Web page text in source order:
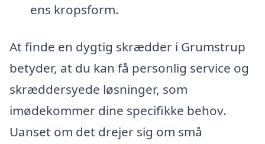
ens kropsform.
At finde en dygtig skrædder i Grumstrup
betyder, at du kan få personlig service og
skræddersyede løsninger, som
imødekommer dine specifikke behov.
Uanset om det drejer sig om små